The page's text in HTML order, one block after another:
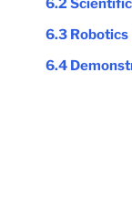
6.2
6.3 Robotics
6.4